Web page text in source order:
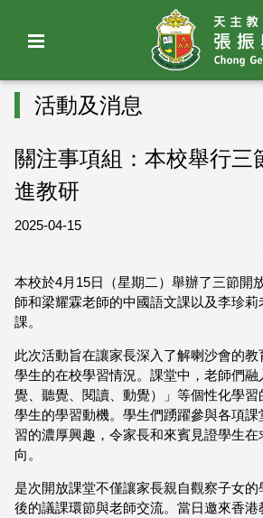
活動及消息
關注事項組：本校舉行三
進教研
2025-04-15
本校於4月15日（星期二）舉辦了三節開
師和梁耀霖老師的中國語文課以及李珍
課。
此次活動旨在讓家長深入了解喇沙會的
學生的在校學習情況。課堂中，老師們融
覺、聽覺、閱讀、動覺）」等個性化學
學生的學習動機。學生們踴躍參與各項
習的濃厚興趣，令家長和來賓見證學生
向。
是次開放課堂不僅讓家長親自觀察子女
後的議課環節與老師交流。當日邀來香